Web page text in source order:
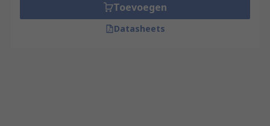
Toevoegen
Datasheets